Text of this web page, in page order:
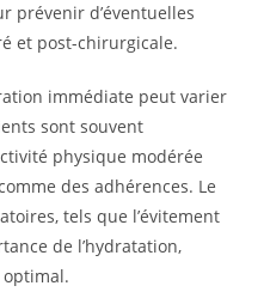
prévenir d’éventuelles
et post-chirurgicale.
immédiate peut varier
sont souvent
physique modérée
des adhérences. Le
tels que l’évitement
de l’hydratation,